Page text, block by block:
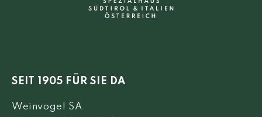
SEIT 1905 FÜR SIE DA
Weinvogel SA